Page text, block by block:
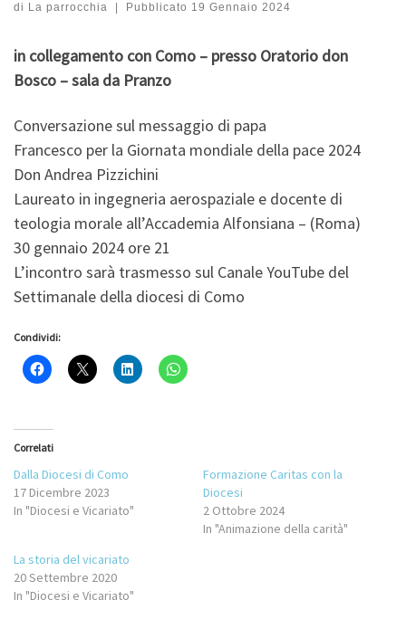
di La parrocchia Pubblicato 19 Gennaio 2024
in collegamento con Como – presso Oratorio don
Bosco – sala da Pranzo
Conversazione sul messaggio di papa
Francesco per la Giornata mondiale della pace 2024
Don Andrea Pizzichini
Laureato in ingegneria aerospaziale e docente di
teologia morale all’Accademia Alfonsiana – (Roma)
30 gennaio 2024 ore 21
L’incontro sarà trasmesso sul Canale YouTube del
Settimanale della diocesi di Como
Condividi:
Correlati
Dalla Diocesi di Como
17 Dicembre 2023
In "Diocesi e Vicariato"
Formazione Caritas con la
Diocesi
2 Ottobre 2024
In "Animazione della carità"
La storia del vicariato
20 Settembre 2020
In "Diocesi e Vicariato"